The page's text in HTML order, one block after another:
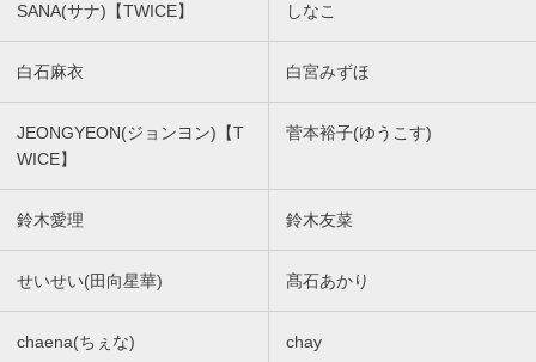
SANA(サナ)【TWICE】 しなこ
白石麻衣 白宮みずほ
JEONGYEON(ジョンヨン)【T
WICE】
菅本裕子(ゆうこす)
鈴木愛理 鈴木友菜
せいせい(田向星華) 髙石あかり
chaena(ちぇな) chay